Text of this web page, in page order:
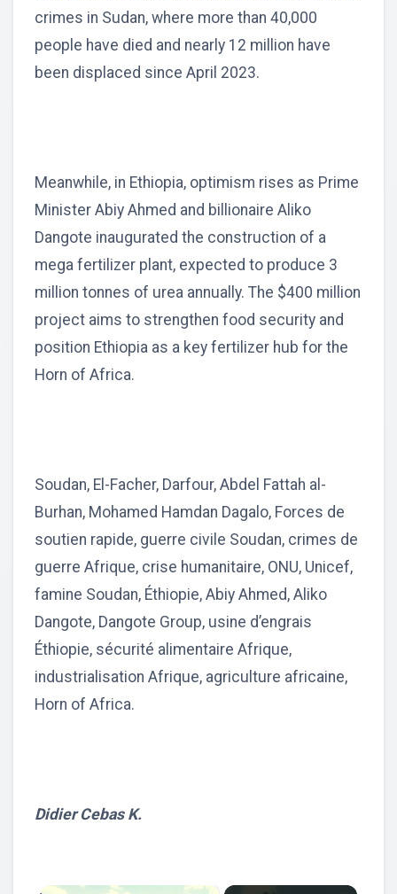
crimes in Sudan, where more than 40,000
people have died and nearly 12 million have
been displaced since April 2023.
Meanwhile, in Ethiopia, optimism rises as Prime
Minister Abiy Ahmed and billionaire Aliko
Dangote inaugurated the construction of a
mega fertilizer plant, expected to produce 3
million tonnes of urea annually. The $400 million
project aims to strengthen food security and
position Ethiopia as a key fertilizer hub for the
Horn of Africa.
Soudan, El-Facher, Darfour, Abdel Fattah al-
Burhan, Mohamed Hamdan Dagalo, Forces de
soutien rapide, guerre civile Soudan, crimes de
guerre Afrique, crise humanitaire, ONU, Unicef,
famine Soudan, Éthiopie, Abiy Ahmed, Aliko
Dangote, Dangote Group, usine d’engrais
Éthiopie, sécurité alimentaire Afrique,
industrialisation Afrique, agriculture africaine,
Horn of Africa.
Didier Cebas K.